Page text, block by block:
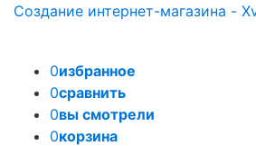
Создание интернет-магазина -
0избранное
0сравнить
0вы смотрели
0корзина